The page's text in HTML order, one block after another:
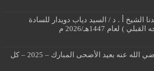
الشيخ أ . د / السيد دياب دويدار للسادة
) لعام 1447هـ/2026 م
معايدة سيدنا الشيخ رضي الله عنه بعيد الأضحى المبارك – 2025 – كل